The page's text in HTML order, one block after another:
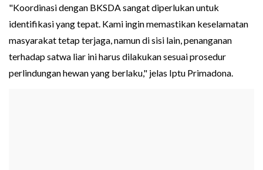
"Koordinasi dengan BKSDA sangat diperlukan untuk
identifikasi yang tepat. Kami ingin memastikan keselamatan
masyarakat tetap terjaga, namun di sisi lain, penanganan
terhadap satwa liar ini harus dilakukan sesuai prosedur
perlindungan hewan yang berlaku," jelas Iptu Primadona.